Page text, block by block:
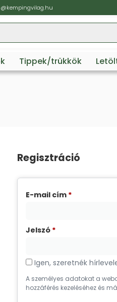
Tippek/trükkök
Regisztráció
E-mail cím *
Jelszó *
Igen, szeretnék
A személyes adatokat a
hozzáférés kezeléséhez és